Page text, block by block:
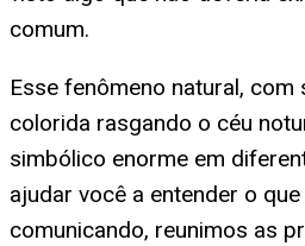
comum.
Esse fenômeno natural,
colorida rasgando o céu
simbólico enorme em
ajudar você a entender o
comunicando, reunimos as